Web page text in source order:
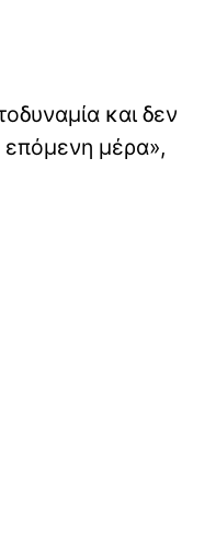
και δεν
επόμενη μέρα»,